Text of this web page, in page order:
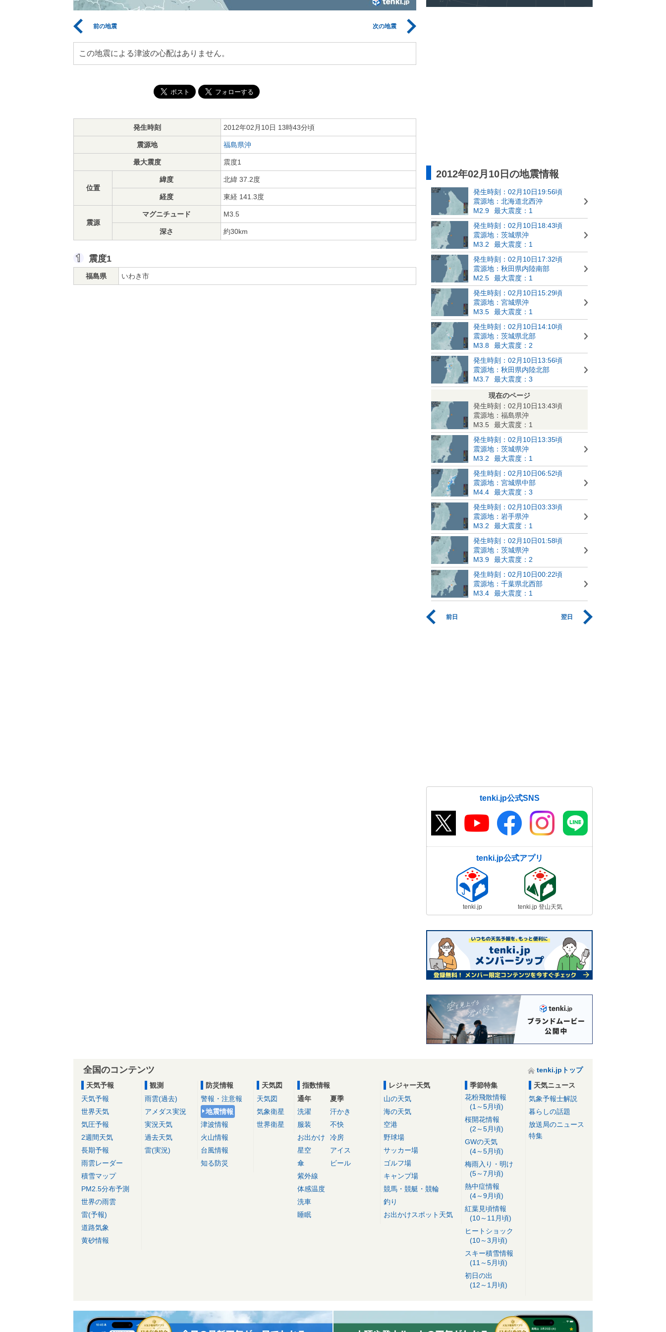
前の地震 次の地震
この地震による津波の心配はありません。
発生時刻 2012年02月10日 13時43分頃
震源地 福島県沖
最大震度 震度1
位置
緯度 北緯 37.2度
経度 東経 141.3度
震源
マグニチュード M3.5
深さ 約30km
震度1
福島県 いわき市
2012年02月10日の地震情報
発生時刻：02月10日19:56頃
震源地：北海道北西沖
M2.9
最大震度：1
発生時刻：02月10日18:43頃
震源地：茨城県沖
M3.2
最大震度：1
発生時刻：02月10日17:32頃
震源地：秋田県内陸南部
M2.5
最大震度：1
発生時刻：02月10日15:29頃
震源地：宮城県沖
M3.5
最大震度：1
発生時刻：02月10日14:10頃
震源地：茨城県北部
M3.8
最大震度：2
発生時刻：02月10日13:56頃
震源地：秋田県内陸北部
M3.7
最大震度：3
現在のページ
発生時刻：02月10日13:43頃
震源地：福島県沖
M3.5
最大震度：1
発生時刻：02月10日13:35頃
震源地：茨城県沖
M3.2
最大震度：1
発生時刻：02月10日06:52頃
震源地：宮城県中部
M4.4
最大震度：3
発生時刻：02月10日03:33頃
震源地：岩手県沖
M3.2
最大震度：1
発生時刻：02月10日01:58頃
震源地：茨城県沖
M3.9
最大震度：2
発生時刻：02月10日00:22頃
震源地：千葉県北西部
M3.4
最大震度：1
前日 翌日
tenki.jp公式SNS
tenki.jp公式アプリ
tenki.jp tenki.jp 登山天気
全国のコンテンツ
tenki.jpトップ
天気予報
天気予報
世界天気
気圧予報
2週間天気
長期予報
雨雲レーダー
積雪マップ
PM2.5分布予測
世界の雨雲
雷(予報)
道路気象
黄砂情報
観測
雨雲(過去)
アメダス実況
実況天気
過去天気
雷(実況)
防災情報
警報・注意報
地震情報
津波情報
火山情報
台風情報
知る防災
天気図
天気図
気象衛星
世界衛星
指数情報
通年
洗濯
服装
お出かけ
星空
傘
紫外線
体感温度
洗車
睡眠
夏季
汗かき
不快
冷房
アイス
ビール
レジャー天気
山の天気
海の天気
空港
野球場
サッカー場
ゴルフ場
キャンプ場
競馬・競艇・競輪
釣り
お出かけスポット天気
季節特集
花粉飛散情報
(1～5月頃)
桜開花情報
(2～5月頃)
GWの天気
(4～5月頃)
梅雨入り・明け
(5～7月頃)
熱中症情報
(4～9月頃)
紅葉見頃情報
(10～11月頃)
ヒートショック
(10～3月頃)
スキー積雪情報
(11～5月頃)
初日の出
(12～1月頃)
天気ニュース
気象予報士解説
暮らしの話題
放送局のニュース
特集